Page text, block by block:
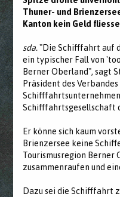
Thuner- und
Kanton kein Geld
sda."Die Schifffahrt auf
ein typischer Fall von
Berner Oberland", sagt
Präsident des
Schifffahrtsgesellschaft
Er könne sich kaum
Brienzersee keine
Tourismusregion Berner
zusammenraufen und
Dazu sei die Schifffahrt